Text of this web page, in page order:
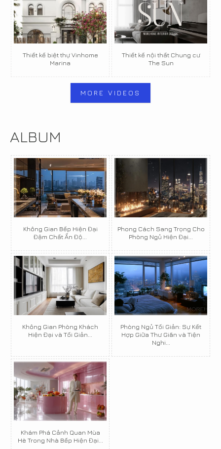
Thiết kế biệt thự Vinhome
Marina
Thiết kế nội thất Chung cư
The Sun
MORE VIDEOS
ALBUM
Không Gian Bếp Hiện Đại
Đậm Chất Ấn Độ...
Phong Cách Sang Trọng Cho
Phòng Ngủ Hiện Đại...
Không Gian Phòng Khách
Hiện Đại và Tối Giản...
Phòng Ngủ Tối Giản: Sự Kết
Hợp Giữa Thư Giãn và Tiện
Nghi...
Khám Phá Cảnh Quan Mùa
Hè Trong Nhà Bếp Hiện Đại...